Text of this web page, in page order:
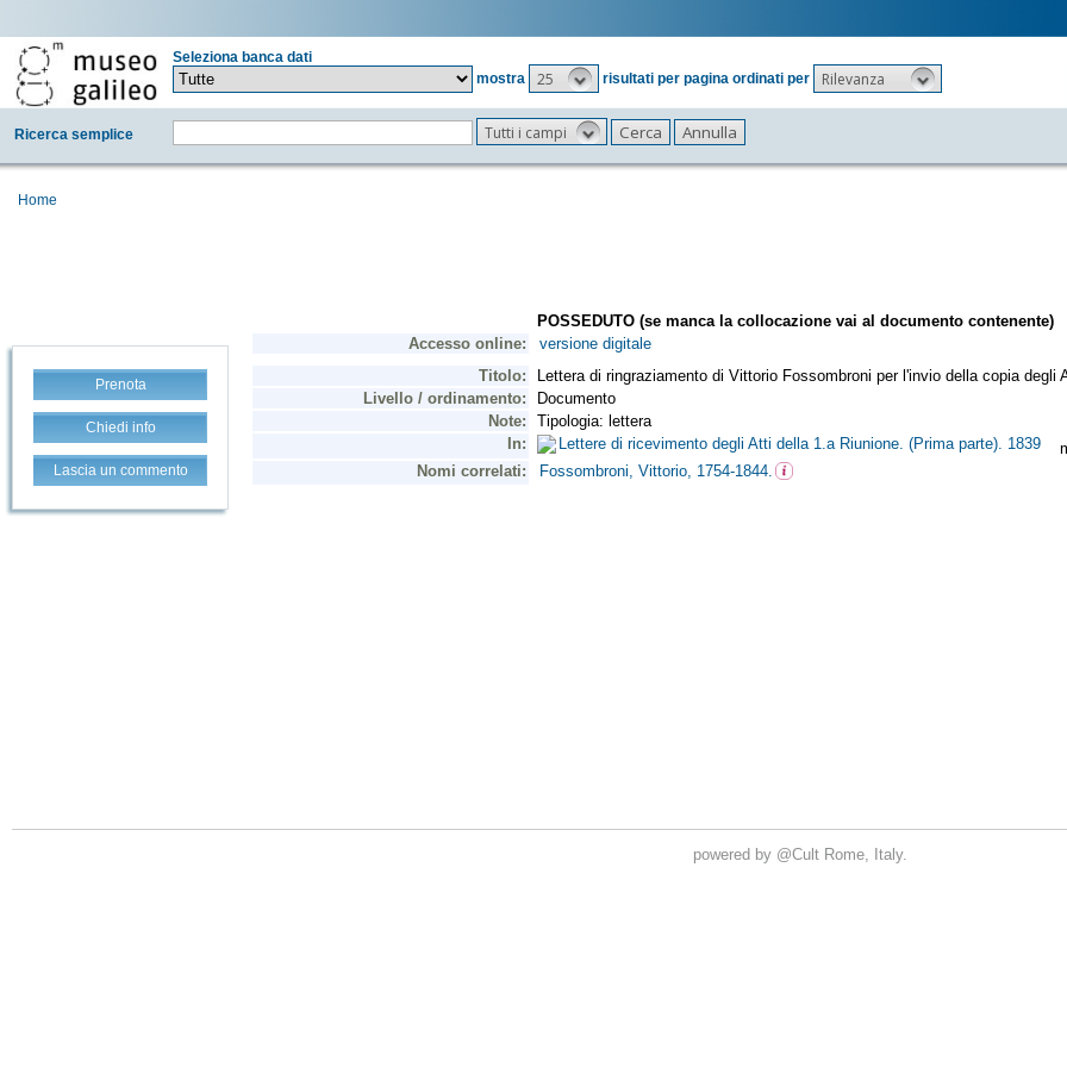
Seleziona banca dati
mostra
25 risultati per pagina ordinati per Rilevanza
Ricerca semplice Tutti i campi
Home
Prenota
Chiedi info
Lascia un commento
powered by @Cult Rome, Italy.